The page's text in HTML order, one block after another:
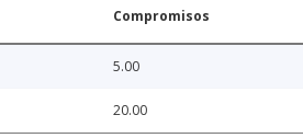
Compromisos
5.00
20.00